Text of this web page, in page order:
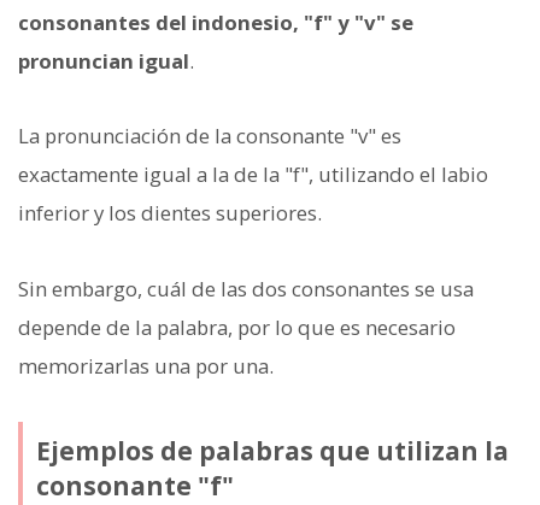
consonantes del indonesio, "f" y "v" se
pronuncian igual.
La pronunciación de la consonante "v" es
exactamente igual a la de la "f", utilizando el labio
inferior y los dientes superiores.
Sin embargo, cuál de las dos consonantes se usa
depende de la palabra, por lo que es necesario
memorizarlas una por una.
Ejemplos de palabras que utilizan la
consonante "f"